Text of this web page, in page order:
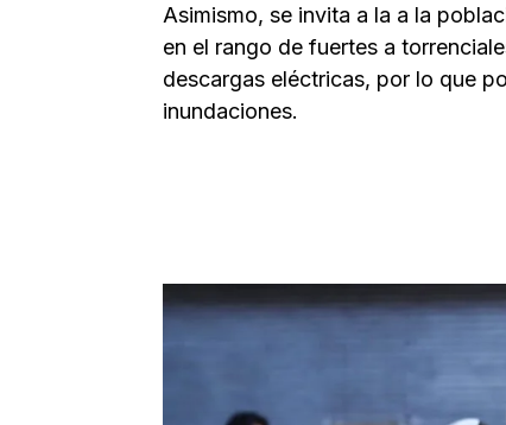
Asimismo, se invita a la a la
en el rango de fuertes a
descargas eléctricas, por lo que
inundaciones.